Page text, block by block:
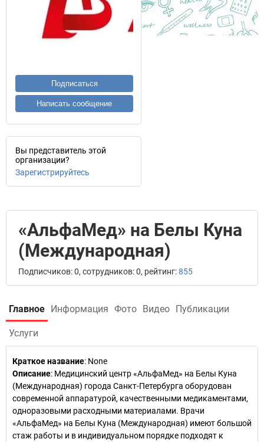
Подписаться
Написать сообщение
Вы представитель этой
организации?
Зарегистрируйтесь
«АльфаМед» на Белы Куна
(Международная)
Подписчиков: 0, сотрудников: 0, рейтинг:855
Главное Информация Фото Видео Публикации
Услуги
Краткое название: None
Описание: Медицинский центр «АльфаМед» на Белы Куна
(Международная) города Санкт-Петербурга оборудован
современной аппаратурой, качественными медикаментами,
одноразовыми расходными материалами. Врачи
«АльфаМед» на Белы Куна (Международная) имеют большой
стаж работы и в индивидуальном порядке подходят к